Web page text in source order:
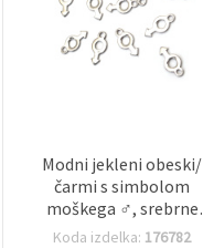
Modni jekleni obeski/
čarmi s simbolom
moškega ♂, srebrne
barve, 6x12,5x0,5 mm,
Koda izdelka: 176782